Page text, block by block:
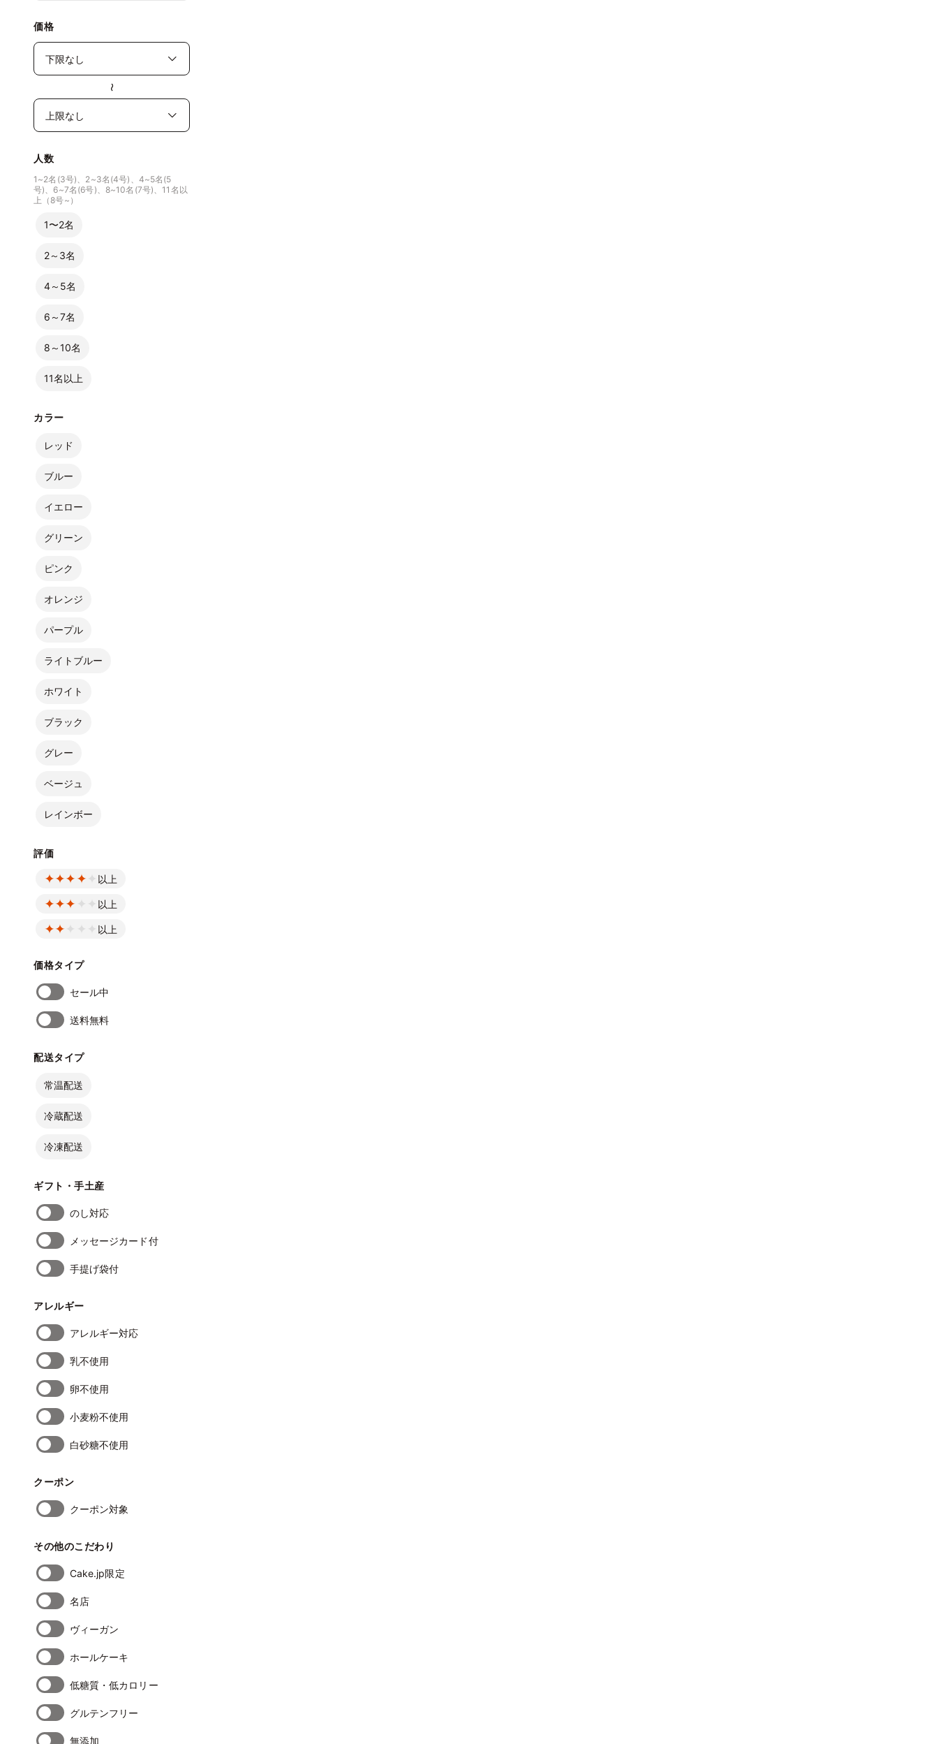
価格
〜
人数
1~2名(3号)、2~3名(4号)、4~5名(5
号)、6~7名(6号)、8~10名(7号)、11名以
上（8号~）
1〜2名
2～3名
4～5名
6～7名
8～10名
11名以上
カラー
レッド
ブルー
イエロー
グリーン
ピンク
オレンジ
パープル
ライトブルー
ホワイト
ブラック
グレー
ベージュ
レインボー
評価
以上
以上
以上
価格タイプ
セール中
送料無料
配送タイプ
常温配送
冷蔵配送
冷凍配送
ギフト・手土産
のし対応
メッセージカード付
手提げ袋付
アレルギー
アレルギー対応
乳不使用
卵不使用
小麦粉不使用
白砂糖不使用
クーポン
クーポン対象
その他のこだわり
Cake.jp限定
名店
ヴィーガン
ホールケーキ
低糖質・低カロリー
グルテンフリー
無添加